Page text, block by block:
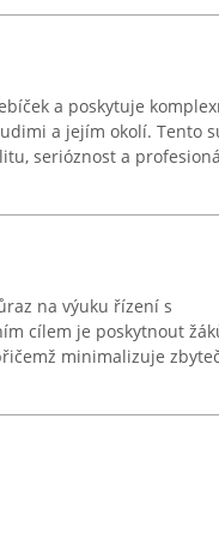
a poskytuje
a jejím okolí. Tento
serióznost a
na výuku řízení s
cílem je poskytnout
minimalizuje